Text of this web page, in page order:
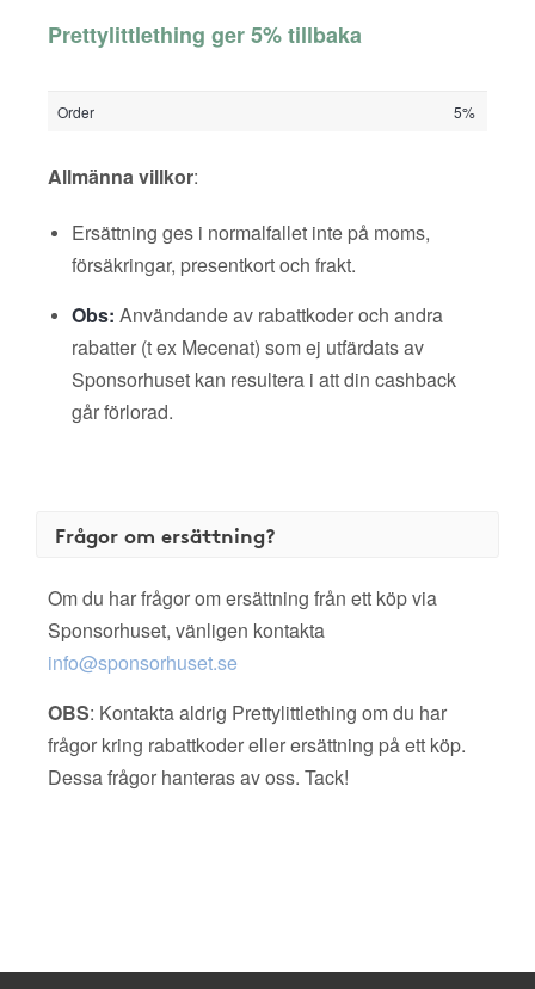
Prettylittlething ger 5% tillbaka
Order 5%
Allmänna villkor:
Ersättning ges i normalfallet inte på moms,
försäkringar, presentkort och frakt.
Obs: Användande av rabattkoder och andra
rabatter (t ex Mecenat) som ej utfärdats av
Sponsorhuset kan resultera i att din cashback
går förlorad.
Frågor om ersättning?
Om du har frågor om ersättning från ett köp via
Sponsorhuset, vänligen kontakta
info@sponsorhuset.se
OBS: Kontakta aldrig Prettylittlething om du har
frågor kring rabattkoder eller ersättning på ett köp.
Dessa frågor hanteras av oss. Tack!